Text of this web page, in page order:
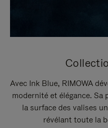
Avec Ink Blue, RIMOWA
modernité et élégance.
la surface des valises
révélant toute la